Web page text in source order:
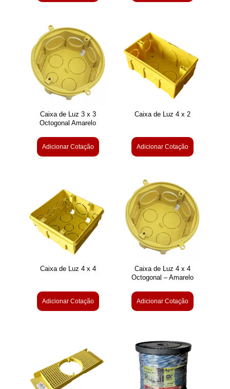
Caixa de Luz 3 x 3
Octogonal Amarelo
Adicionar Cotação
Caixa de Luz 4 x 2
Adicionar Cotação
Caixa de Luz 4 x 4
Adicionar Cotação
Caixa de Luz 4 x 4
Octogonal – Amarelo
Adicionar Cotação